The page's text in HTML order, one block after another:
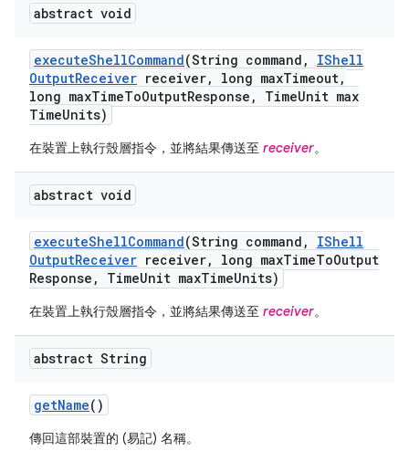
abstract void
executeShellCommand(String command ,
IShell
OutputReceiver receiver, long maxTimeout,
long maxTimeToOutputResponse , TimeUnit max
TimeUnits)
在裝置上執行殼層指令，並將結果傳送至 receiver。
abstract void
executeShellCommand(String command ,
IShell
OutputReceiver receiver, long maxTimeToOutput
Response , TimeUnit maxTimeUnits)
在裝置上執行殼層指令，並將結果傳送至 receiver。
abstract String
getName()
傳回這部裝置的 (易記) 名稱。